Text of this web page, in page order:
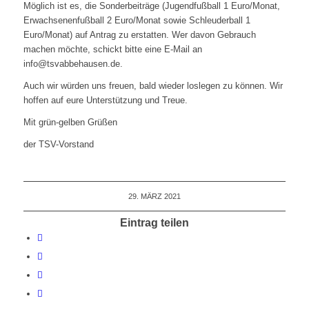
Möglich ist es, die Sonderbeiträge (Jugendfußball 1 Euro/Monat,
Erwachsenenfußball 2 Euro/Monat sowie Schleuderball 1
Euro/Monat) auf Antrag zu erstatten. Wer davon Gebrauch
machen möchte, schickt bitte eine E-Mail an
info@tsvabbehausen.de.
Auch wir würden uns freuen, bald wieder loslegen zu können. Wir
hoffen auf eure Unterstützung und Treue.
Mit grün-gelben Grüßen
der TSV-Vorstand
29. MÄRZ 2021
Eintrag teilen